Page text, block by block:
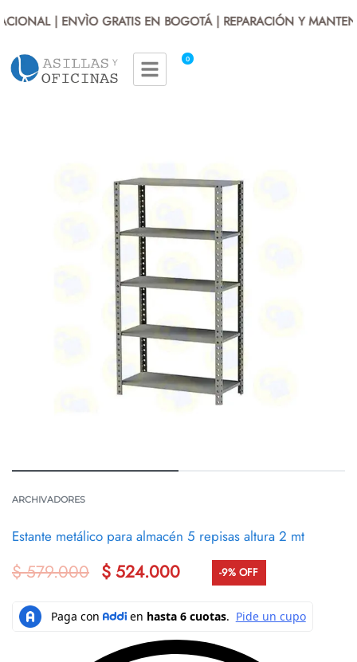
| ENVÌO GRATIS EN BOGOTÁ | REPARACIÓN Y
0
ARCHIVADORES
Estante metálico para almacén 5 repisas altura 2 mt
$579.000 $ 524.000 -9% OFF